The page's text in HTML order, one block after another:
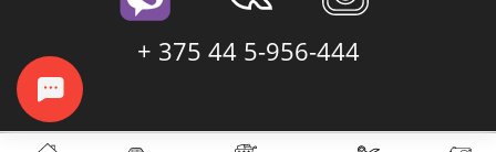
+ 375 44 5-956-444